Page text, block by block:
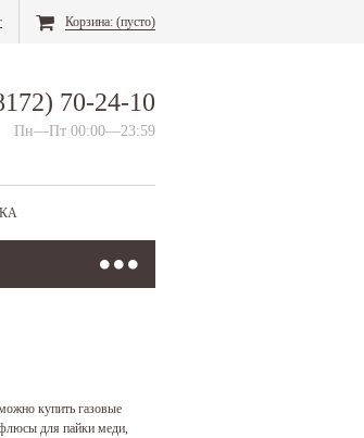
Корзина: (пусто)
70-24-10
Пн—Пт 00:00—23:59
купить газовые
для пайки меди,